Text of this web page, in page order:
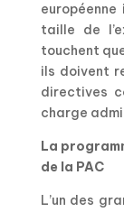
taille de
touchent
ils doivent
directives
charge
La
de la PAC
L’un des